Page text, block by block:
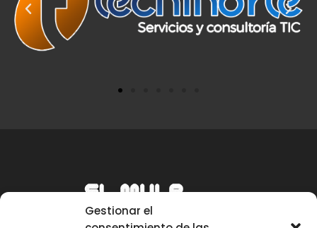
Gestionar el